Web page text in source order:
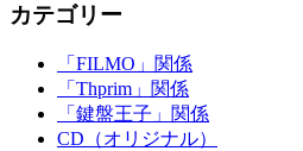
カテゴリー
「FILMO」関係
「Thprim」関係
「鍵盤王子」関係
CD（オリジナル）